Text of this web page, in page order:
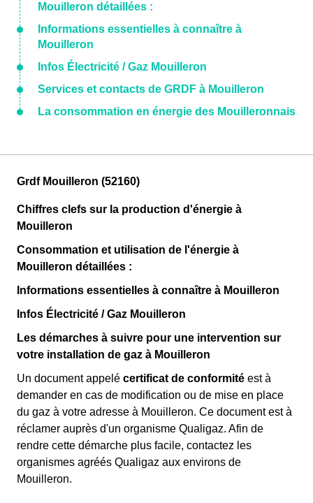
Mouilleron détaillées :
Informations essentielles à connaître à
Mouilleron
Infos Électricité / Gaz Mouilleron
Services et contacts de GRDF à Mouilleron
La consommation en énergie des Mouilleronnais
Grdf Mouilleron (52160)
Chiffres clefs sur la production d'énergie à
Mouilleron
Consommation et utilisation de l'énergie à
Mouilleron détaillées :
Informations essentielles à connaître à Mouilleron
Infos Électricité / Gaz Mouilleron
Les démarches à suivre pour une intervention sur
votre installation de gaz à Mouilleron
Un document appelé certificat de conformité est à
demander en cas de modification ou de mise en place
du gaz à votre adresse à Mouilleron. Ce document est à
réclamer auprès d'un organisme Qualigaz. Afin de
rendre cette démarche plus facile, contactez les
organismes agréés Qualigaz aux environs de
Mouilleron.